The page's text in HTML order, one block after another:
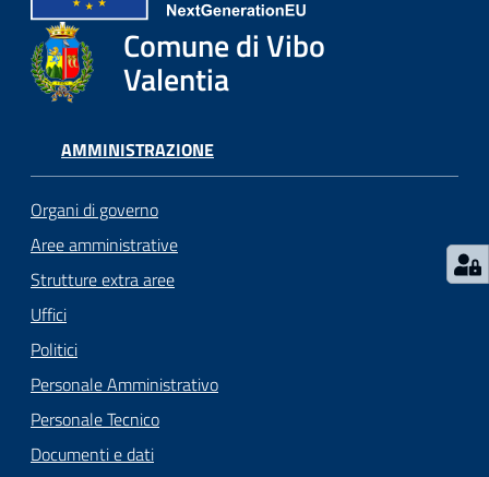
argomenti... Comune di Vibo
Valentia
AMMINISTRAZIONE
Organi di governo
Aree amministrative
Strutture extra aree
Uffici
Politici
Personale Amministrativo
Personale Tecnico
Documenti e dati